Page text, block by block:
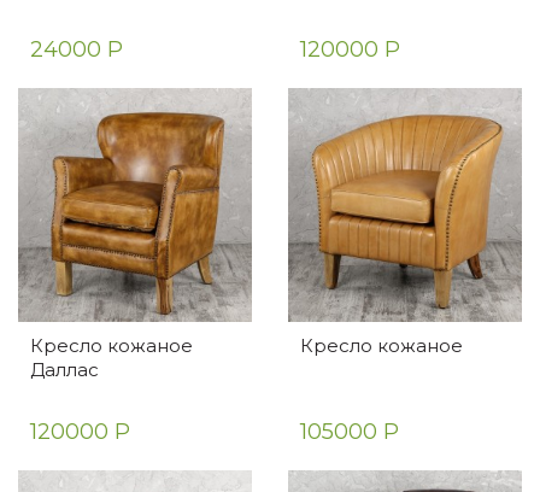
24000 Р 120000 Р
Кресло кожаное
Даллас
120000 Р
Кресло кожаное
105000 Р